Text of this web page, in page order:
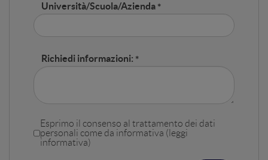
Università/Scuola/Azienda
Richiedi informazioni:
Esprimo il consenso al trattamento dei dati
personali come da informativa ( leggi
informativa)